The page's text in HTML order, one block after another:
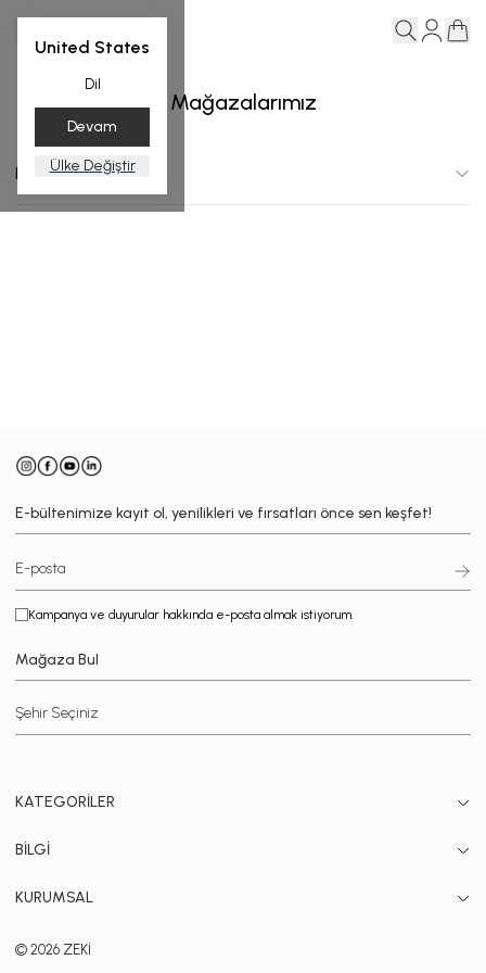
United States
Dil
Devam
Ülke Değiştir
Mağazalarımız
Dubai
E-bültenimize kayıt ol, yenilikleri ve fırsatları önce sen keşfet!
Kampanya ve duyurular hakkında e-posta almak istiyorum.
Mağaza Bul
KATEGORİLER
BİLGİ
KURUMSAL
© 2026 ZEKİ